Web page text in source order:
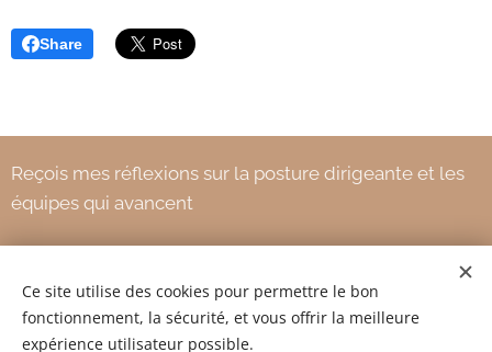
Share
Reçois mes réflexions sur la posture dirigeante et les
équipes qui avancent
Votre adresse e-mail
Ce site utilise des cookies pour permettre le bon
fonctionnement, la sécurité, et vous offrir la meilleure
expérience utilisateur possible.